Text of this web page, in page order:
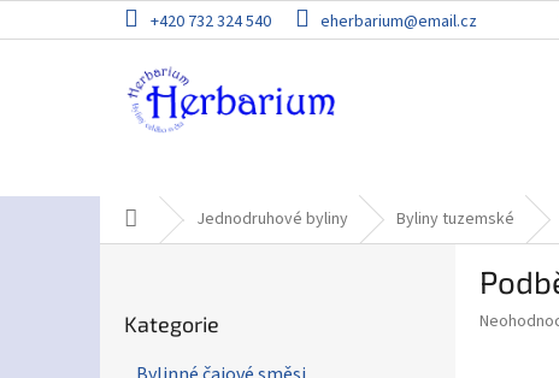
na
+420 732 324 540 eherbarium@email.cz
Domů Jednodruhové byliny Byliny tuzemské
kategorie
Kategorie
Průměrné